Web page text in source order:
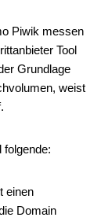
Piwik messen
Tool
Grundlage
weist
folgende:
einen
Domain